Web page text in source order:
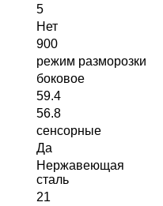
5
Нет
900
режим разморозки
боковое
59.4
56.8
сенсорные
Да
Нержавеющая
сталь
21